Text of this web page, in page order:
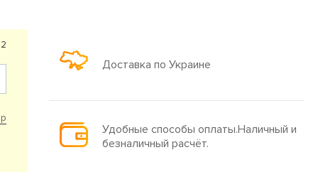
Доставка по Украине
Удобные способы оплаты.Наличный и
безналичный расчёт.